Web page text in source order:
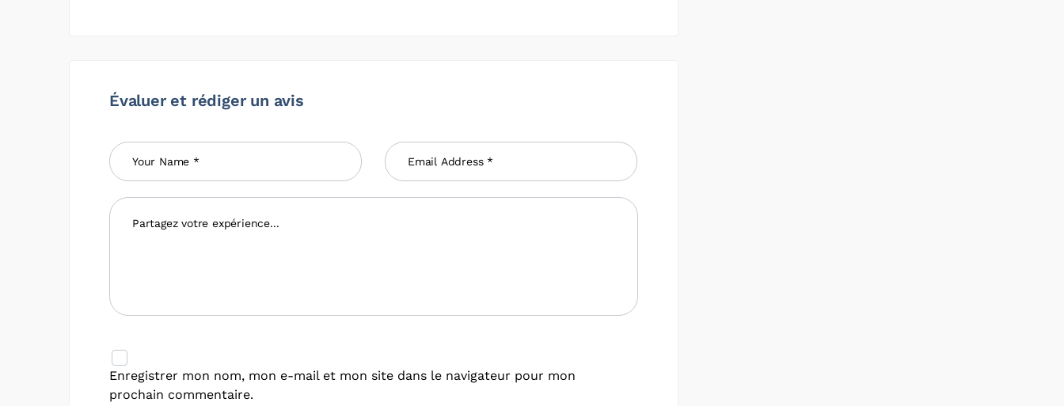
Évaluer et rédiger un avis
Enregistrer mon nom, mon e-mail et mon site dans le navigateur pour mon
prochain commentaire.